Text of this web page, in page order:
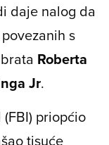
daje nalog da
s
Roberta
Jr.
priopćio
tisuće